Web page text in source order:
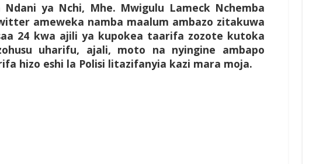
Ndani ya Nchi, Mhe. Mwigulu Lameck Nchemba
ameweka namba maalum ambazo zitakuwa
24 kwa ajili ya kupokea taarifa zozote kutoka
uharifu, ajali, moto na nyingine ambapo
hizo eshi la Polisi litazifanyia kazi mara moja.